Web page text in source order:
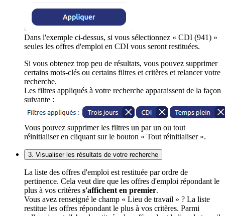
Dans l'exemple ci-dessus, si vous sélectionnez « CDI (941) »
seules les offres d'emploi en CDI vous seront restituées.
Si vous obtenez trop peu de résultats, vous pouvez supprimer
certains mots-clés ou certains filtres et critères et relancer votre
recherche.
Les filtres appliqués à votre recherche apparaissent de la façon
suivante :
Vous pouvez supprimer les filtres un par un ou tout
réinitialiser en cliquant sur le bouton « Tout réinitialiser ».
3. Visualiser les résultats de votre recherche
La liste des offres d'emploi est restituée par ordre de
pertinence. Cela veut dire que les offres d'emploi répondant le
plus à vos critères s'affichent en premier.
Vous avez renseigné le champ « Lieu de travail » ? La liste
restitue les offres répondant le plus à vos critères. Parmi